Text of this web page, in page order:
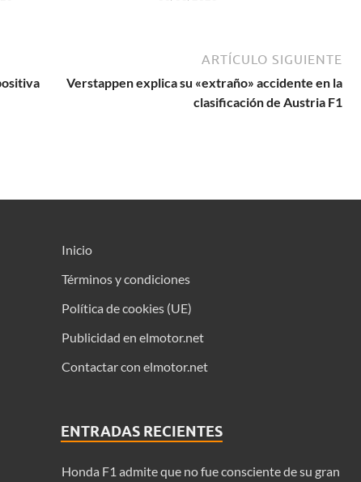
ARTÍCULO SIGUIENTE
Verstappen explica su «extraño» accidente en la
clasificación de Austria F1
Inicio
Términos y condiciones
Política de cookies (UE)
Publicidad en elmotor.net
Contactar con elmotor.net
ENTRADAS RECIENTES
Honda F1 admite que no fue consciente de su gran